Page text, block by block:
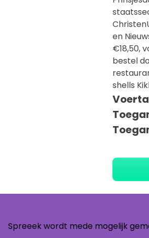
en
€18,50,
bestel
shells
Spreeek wordt mede mogelijk